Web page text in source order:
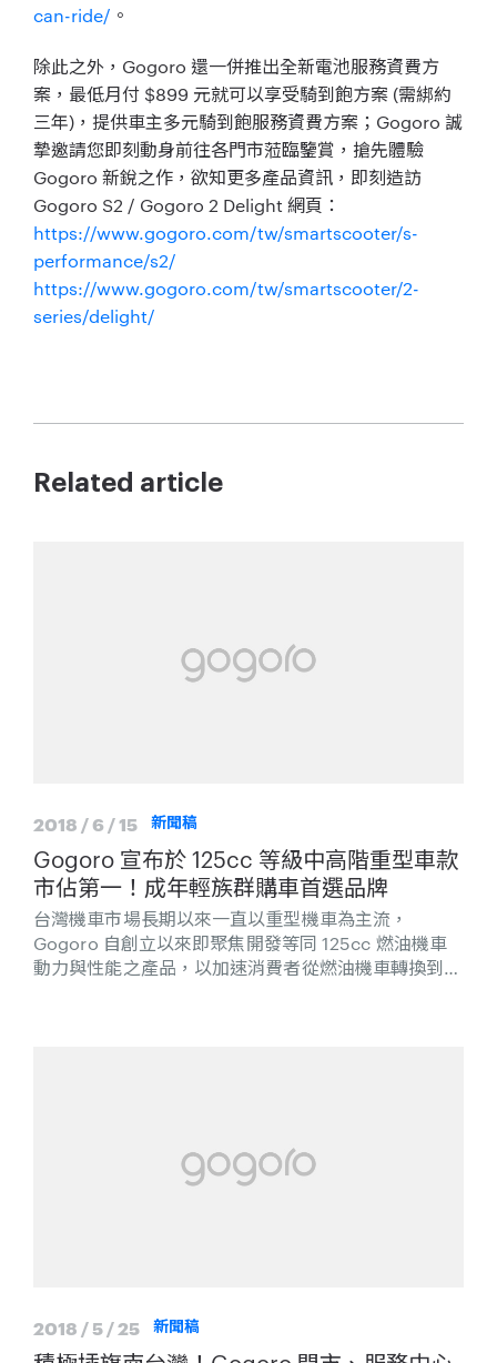
can-ride/ 。
除此之外，Gogoro 還一併推出全新電池服務資費方
案，最低月付 $899 元就可以享受騎到飽方案 (需綁約
三年)，提供車主多元騎到飽服務資費方案；Gogoro 誠
摯邀請您即刻動身前往各門市蒞臨鑒賞，搶先體驗
Gogoro 新銳之作，欲知更多產品資訊，即刻造訪
Gogoro S2 / Gogoro 2 Delight 網頁：
https://www.gogoro.com/tw/smartscooter/s-
performance/s2/
https://www.gogoro.com/tw/smartscooter/2-
series/delight/
Related article
2018 / 6 / 15 新聞稿
Gogoro 宣布於 125cc 等級中高階重型車款
市佔第一！成年輕族群購車首選品牌
台灣機車市場長期以來一直以重型機車為主流，
Gogoro 自創立以來即聚焦開發等同 125cc 燃油機車
動力與性能之產品，以加速消費者從燃油機車轉換到電
采霓虹藝術門市櫥窗設計成為熱門打卡點，為城市街頭
帶來不一樣的風景。
2018 / 5 / 25 新聞稿